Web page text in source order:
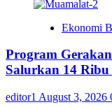
Ekonomi
Program
Salurkan 14
editor1 August 3, 2026